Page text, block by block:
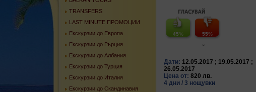
TRANSFERS
LAST MINUTE ПРОМОЦИИ
Екскурзии до Европа
Екскурзии до Гърция
Екскурзии до Албания
Екскурзии до Турция
Екскурзии до Италия
Екскурзии до Скандинавия
45% 55%
Дати: 12.05.2017 ; 19.05.2017 ;
26.05.2017
Цена от: 820 лв.
4 дни / 3 нощувки